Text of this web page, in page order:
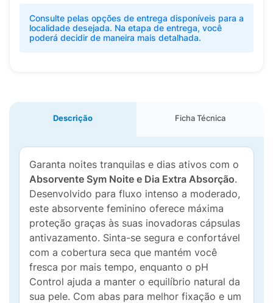
Consulte pelas opções de entrega disponíveis para a
localidade desejada. Na etapa de entrega, você
poderá decidir de maneira mais detalhada.
Descrição Ficha Técnica
Garanta noites tranquilas e dias ativos com o
Absorvente Sym Noite e Dia Extra Absorção.
Desenvolvido para fluxo intenso a moderado,
este absorvente feminino oferece máxima
proteção graças às suas inovadoras cápsulas
antivazamento. Sinta-se segura e confortável
com a cobertura seca que mantém você
fresca por mais tempo, enquanto o pH
Control ajuda a manter o equilíbrio natural da
sua pele. Com abas para melhor fixação e um